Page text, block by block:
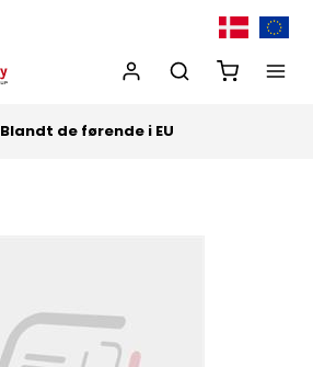
Blandt de førende i EU